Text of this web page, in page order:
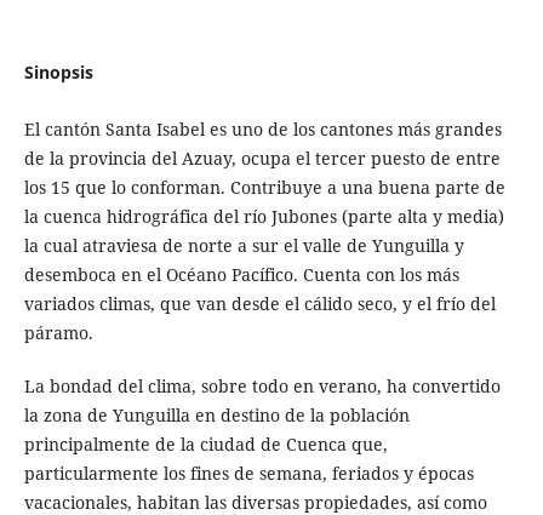
Sinopsis
El cantón Santa Isabel es uno de los cantones más grandes
de la provincia del Azuay, ocupa el tercer puesto de entre
los 15 que lo conforman. Contribuye a una buena parte de
la cuenca hidrográfica del río Jubones (parte alta y media)
la cual atraviesa de norte a sur el valle de Yunguilla y
desemboca en el Océano Pacífico. Cuenta con los más
variados climas, que van desde el cálido seco, y el frío del
páramo.
La bondad del clima, sobre todo en verano, ha convertido
la zona de Yunguilla en destino de la población
principalmente de la ciudad de Cuenca que,
particularmente los fines de semana, feriados y épocas
vacacionales, habitan las diversas propiedades, así como